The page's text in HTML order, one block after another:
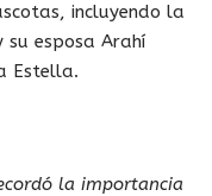
incluyendo la
su esposa Arahí
Estella.
la importancia